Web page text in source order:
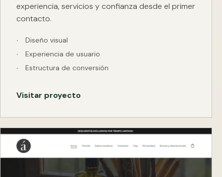
experiencia, servicios y confianza desde el primer
contacto.
Diseño visual
Experiencia de usuario
Estructura de conversión
Visitar proyecto